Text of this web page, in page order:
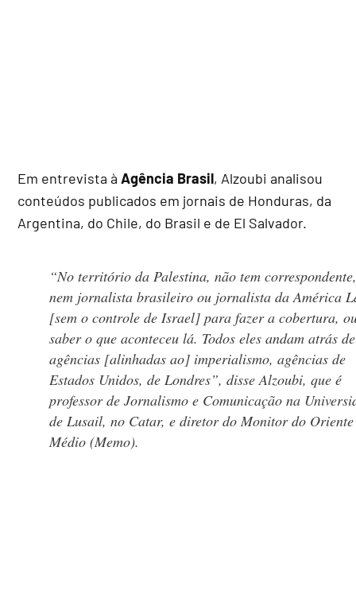
Em entrevista àAgência Brasil, Alzoubi analisou
conteúdos publicados em jornais de Honduras, da
Argentina, do Chile, do Brasil e de El Salvador.
“No território da Palestina, não tem
nem jornalista brasileiro ou jornalista da América
[sem o controle de Israel] para fazer a cobertura,
saber o que aconteceu lá. Todos eles andam atrás de
agências [alinhadas ao] imperialismo, agências de
Estados Unidos, de Londres”, disse Alzoubi, que é
professor de Jornalismo e Comunicação na
de Lusail, no Catar, e diretor do Monitor do Oriente
Médio (Memo).